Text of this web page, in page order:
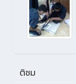
ติชม